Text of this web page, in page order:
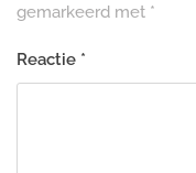
gemarkeerd met *
Reactie *